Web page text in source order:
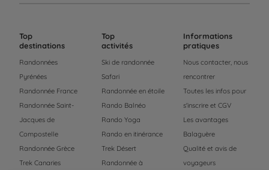
Top
destinations
Randonnées
Pyrénées
Randonnée France
Randonnée Saint-
Jacques de
Compostelle
Randonnée Grèce
Trek Canaries
Top
activités
Ski de randonnée
Safari
Randonnée en étoile
Rando Balnéo
Rando Yoga
Rando en itinérance
Trek Désert
Randonnée à
Informations
pratiques
Nous contacter, nous
rencontrer
Toutes les infos pour
s'inscrire et CGV
Les avantages
Balaguère
Qualité et avis de
voyageurs